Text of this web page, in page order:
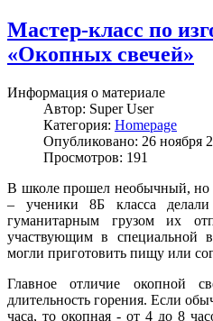
Мастер-класс по
«Окопных свечей»
Информация о материале
Автор: Super User
Категория: Homepage
Опубликовано: 26 ноября
Просмотров: 191
В школе прошел необычный, но
– ученики 8Б класса
гуманитарным грузом их
участвующим в специальной
могли приготовить пищу или
Главное отличие окопной
длительность горения. Если
часа, то окопная - от 4 до 8